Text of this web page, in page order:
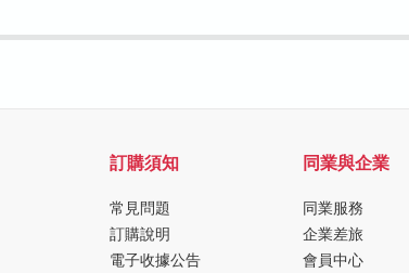
訂購須知
常見問題
訂購說明
電子收據公告
同業與企業
同業服務
企業差旅
會員中心